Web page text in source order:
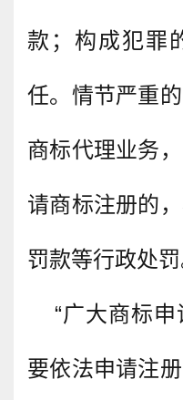
款；构成犯罪
任。情节严重
商标代理业务
请商标注册的
罚款等行政处罚
“广大商标
要依法申请注